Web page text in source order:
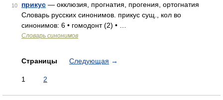
10 прикус — окклюзия, прогнатия, прогения, ортогнатия
Словарь русских синонимов. прикус сущ., кол во
синонимов: 6 • гомодонт (2) • …
Словарь синонимов
Страницы Следующая →
1 2